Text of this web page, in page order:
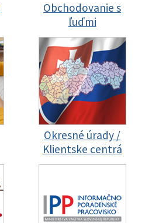
Obchodovanie s
ľuďmi
Okresné úrady /
Klientske centrá